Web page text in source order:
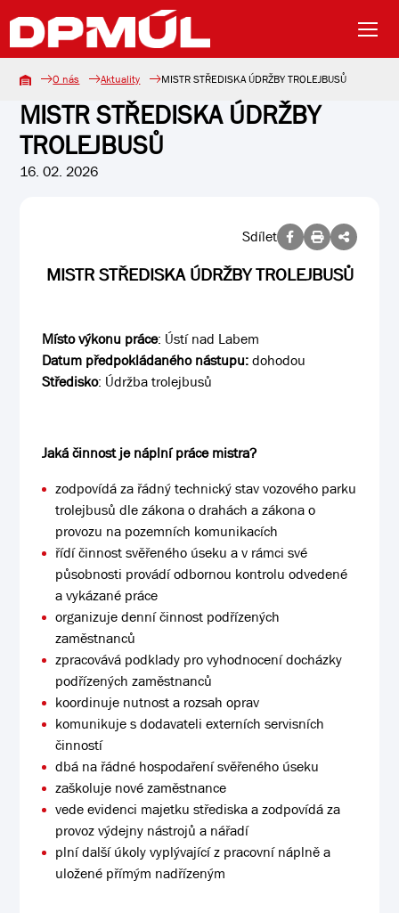
O nás Aktuality MISTR STŘEDISKA ÚDRŽBY TROLEJBUSŮ
MISTR STŘEDISKA ÚDRŽBY
TROLEJBUSŮ
16. 02. 2026
Sdílet
MISTR STŘEDISKA ÚDRŽBY TROLEJBUSŮ
Místo výkonu práce: Ústí nad Labem
Datum předpokládaného nástupu:dohodou
Středisko: Údržba trolejbusů
Jaká činnost je náplní práce mistra?
zodpovídá za řádný technický stav vozového parku
trolejbusů dle zákona o drahách a zákona o
provozu na pozemních komunikacích
řídí činnost svěřeného úseku a v rámci své
působnosti provádí odbornou kontrolu odvedené
a vykázané práce
organizuje denní činnost podřízených
zaměstnanců
zpracovává podklady pro vyhodnocení docházky
podřízených zaměstnanců
koordinuje nutnost a rozsah oprav
komunikuje s dodavateli externích servisních
činností
dbá na řádné hospodaření svěřeného úseku
zaškoluje nové zaměstnance
vede evidenci majetku střediska a zodpovídá za
provoz výdejny nástrojů a nářadí
plní další úkoly vyplývající z pracovní náplně a
uložené přímým nadřízeným